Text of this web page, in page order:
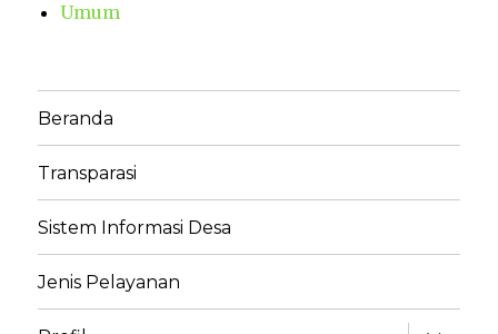
Umum
Beranda
Transparasi
Sistem Informasi Desa
Jenis Pelayanan